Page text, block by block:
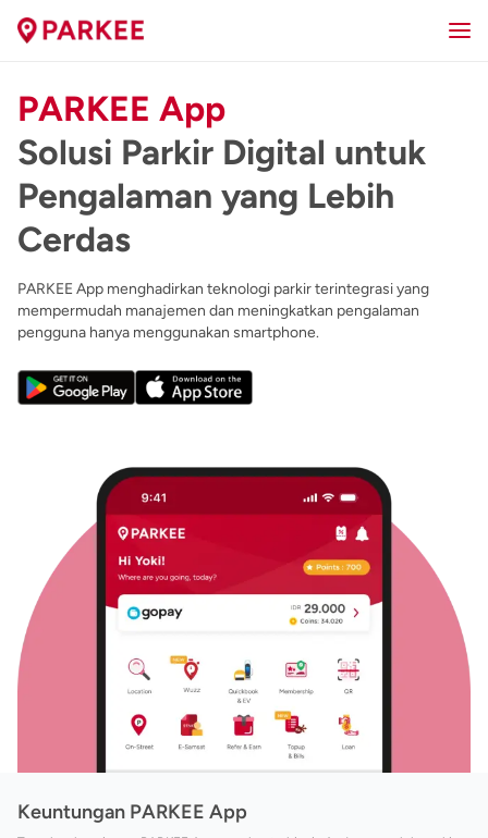
PARKEE App
Solusi Parkir Digital untuk
Pengalaman yang Lebih
Cerdas
PARKEE App menghadirkan teknologi parkir terintegrasi yang
mempermudah manajemen dan meningkatkan pengalaman
pengguna hanya menggunakan smartphone.
Keuntungan PARKEE App